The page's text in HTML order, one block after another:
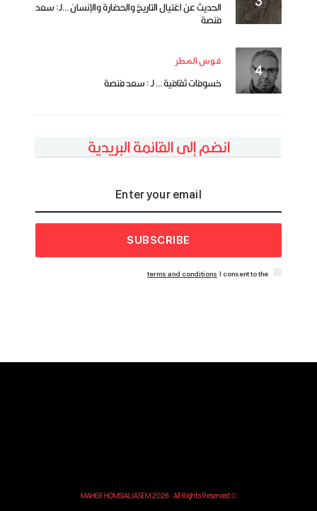
الحديث عن اغتيال التاريخ والحضارة والإنسان …لـ: سعد
فنصة
قوس المطر
خسوفات ثقافية … لـ : سعد فنصة
انضم إلى القائمة البريدية
SUBSCRIBE
I consent to the
terms and conditions
© MAHER HOMSIALJASEM 2026. All Rights Reserved